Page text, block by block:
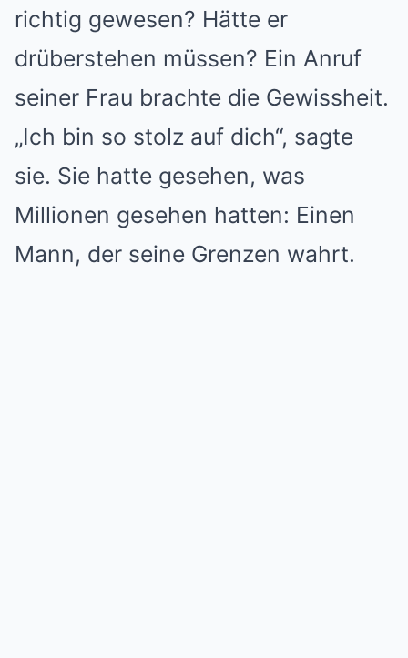
richtig gewesen? Hätte er
drüberstehen müssen? Ein Anruf
seiner Frau brachte die Gewissheit.
„Ich bin so stolz auf dich“, sagte
sie. Sie hatte gesehen, was
Millionen gesehen hatten: Einen
Mann, der seine Grenzen wahrt.